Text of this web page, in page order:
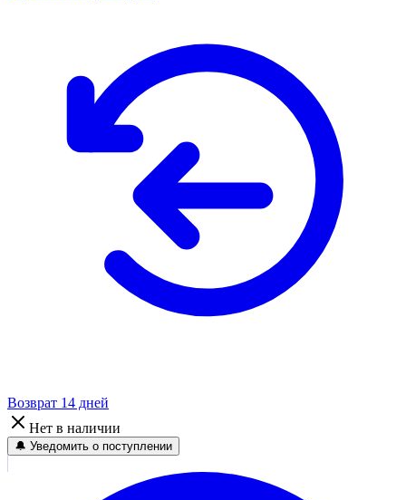
Возврат 14 дней
Нет в наличии
🔔 Уведомить о поступлении